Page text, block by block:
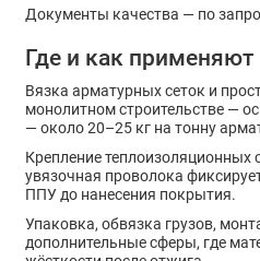
Документы качества — по
Где и как применяют
Вязка арматурных сеток и
монолитном строительстве —
— около 20–25 кг на тонну
Крепление теплоизоляционных
увязочная проволока
ППУ до нанесения покрытия.
Упаковка, обвязка грузов,
дополнительные сферы, где